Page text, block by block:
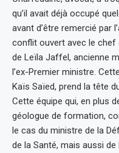
qu’il avait déjà occupé
avant d’être remercié par
conflit ouvert avec le chef
de Leïla Jaffel, ancienne
l’ex-Premier ministre.
Kaïs Saïed, prend la tête
Cette équipe qui, en plus
géologue de formation,
le cas du ministre de la
de la Santé, mais aussi